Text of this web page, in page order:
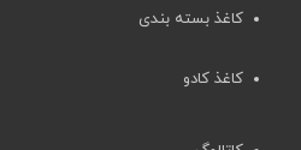
کاغذ بسته بندی
کاغذ کادو